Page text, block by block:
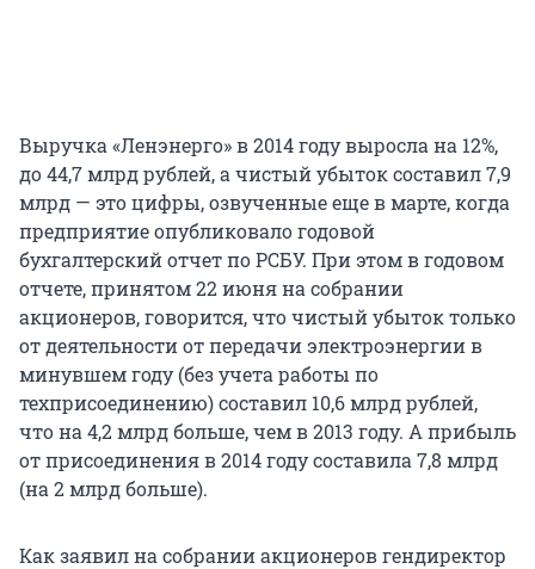
Выручка «Ленэнерго» в 2014 году выросла на 12%,
до 44,7 млрд рублей, а чистый убыток составил 7,9
млрд — это цифры, озвученные еще в марте, когда
предприятие опубликовало годовой
бухгалтерский отчет по РСБУ. При этом в годовом
отчете, принятом 22 июня на собрании
акционеров, говорится, что чистый убыток только
от деятельности от передачи электроэнергии в
минувшем году (без учета работы по
техприсоединению) составил 10,6 млрд рублей,
что на 4,2 млрд больше, чем в 2013 году. А прибыль
от присоединения в 2014 году составила 7,8 млрд
(на 2 млрд больше).
Как заявил на собрании акционеров гендиректор